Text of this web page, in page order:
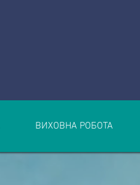
ВИХОВНА РОБОТА